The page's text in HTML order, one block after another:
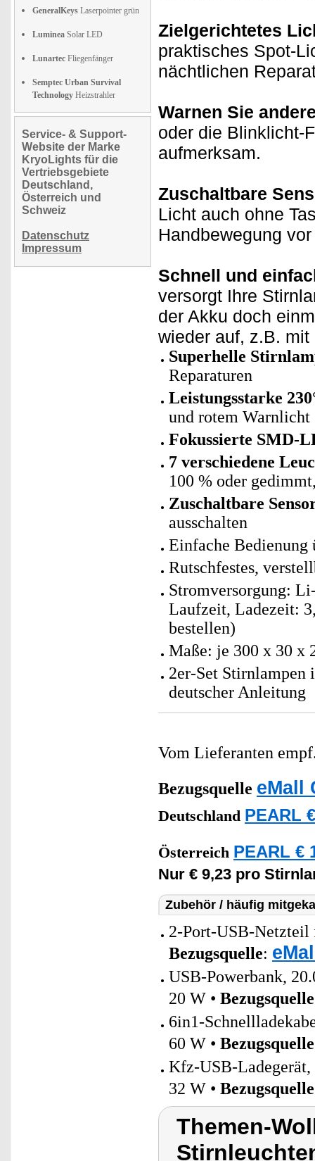
GeneralKeys Laserpointer grün
Luminea Solar LED
Lunartec Fliegenfänger
Semptec Urban Survival
Technology Heizstrahler
Service- & Support-
Website der Marke
KryoLights für die
Vertriebsgebiete
Deutschland,
Österreich und
Schweiz
Datenschutz
Impressum
Zielgerichtetes
praktisches Spot-
nächtlichen
Warnen Sie
oder die Blinklicht-
aufmerksam.
Zuschaltbare
Licht auch ohne
Handbewegung
Schnell und
versorgt Ihre
der Akku doch
wieder auf, z.B.
Superhelle
Reparaturen
Leistungsstarke
und rotem Warnlicht
Fokussierte SMD-
7 verschiedene
100 % oder
Zuschaltbare
ausschalten
Einfache
Rutschfestes,
Stromversorgung:
Laufzeit, Ladezeit:
bestellen)
Maße: je 300 x 30 x
2er-Set
deutscher Anleitung
Vom Lieferanten
Bezugsquelle eMall
Deutschland PEARL
Österreich PEARL €
Nur € 9,23 pro
Zubehör / häufig
2-Port-USB-Netzteil
Bezugsquelle:
USB-Powerbank,
20 W • Bezugsquelle
6in1-
60 W • Bezugsquelle
Kfz-USB-
32 W • Bezugsquelle
Themen-